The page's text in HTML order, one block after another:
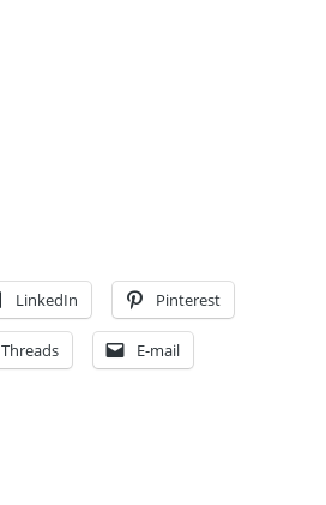
LinkedIn Pinterest
Threads E-mail